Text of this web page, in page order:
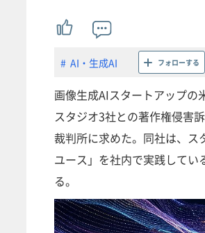
AI・生成AI フォローする
画像生成AIスタートアップの
スタジオ3社との著作権侵害
裁判所に求めた。同社は、ス
ユース」を社内で実践して
る。